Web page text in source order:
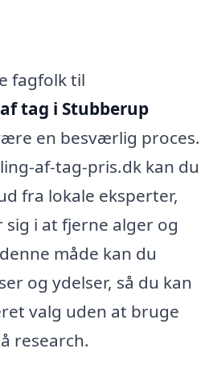
fagfolk til
tag i Stubberup
en besværlig proces.
af-tag-pris.dk kan du
fra lokale eksperter,
sig i at fjerne alger og
måde kan du
og ydelser, så du kan
valg uden at bruge
research.